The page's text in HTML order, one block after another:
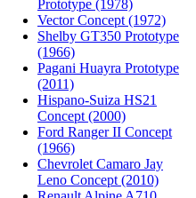
Prototype (1978)
Vector Concept (1972)
Shelby GT350 Prototype
(1966)
Pagani Huayra Prototype
(2011)
Hispano-Suiza HS21
Concept (2000)
Ford Ranger II Concept
(1966)
Chevrolet Camaro Jay
Leno Concept (2010)